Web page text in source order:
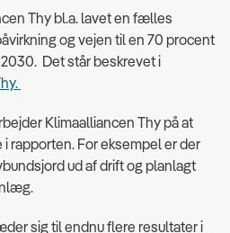
Thy bl.a. lavet en fælles
og vejen til en 70 procent
Det står beskrevet i
Klimaalliancen Thy på at
rapporten. For eksempel er der
ud af drift og planlagt
sig til endnu flere resultater i